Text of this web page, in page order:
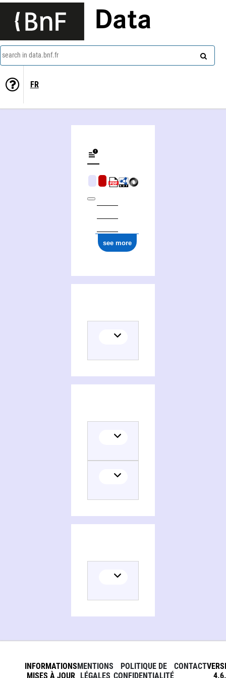
Data
search in data.bnf.fr
FR
see more
INFORMATIONS
MISES À JOUR
MENTIONS
LÉGALES
POLITIQUE DE
CONFIDENTIALITÉ
CONTACT